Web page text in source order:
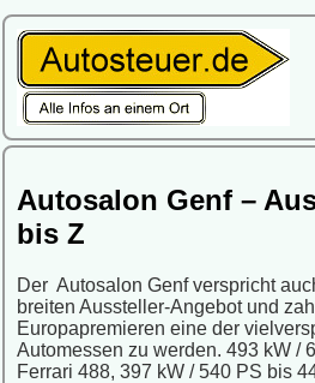
Autosalon Genf –
bis Z
Der Autosalon Genf verspricht
breiten Aussteller-Angebot und
Europapremieren eine der
Automessen zu werden. 493 kW /
Ferrari 488, 397 kW / 540 PS bis